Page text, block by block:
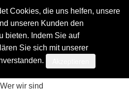
Wer wir sind
Cookies, die uns helfen, unsere
unseren Kunden den
bieten. Indem Sie auf
Sie sich mit unserer